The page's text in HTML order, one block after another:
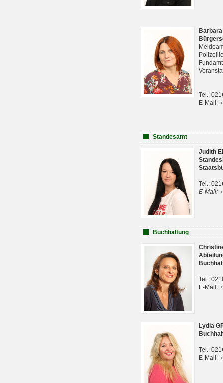
Tel.:
E-Mail:
Standesamt
Judith
Tel.:
E-Mail:
Buchhaltung
Tel.:
E-Mail:
Lydia
Tel.:
E-Mail: